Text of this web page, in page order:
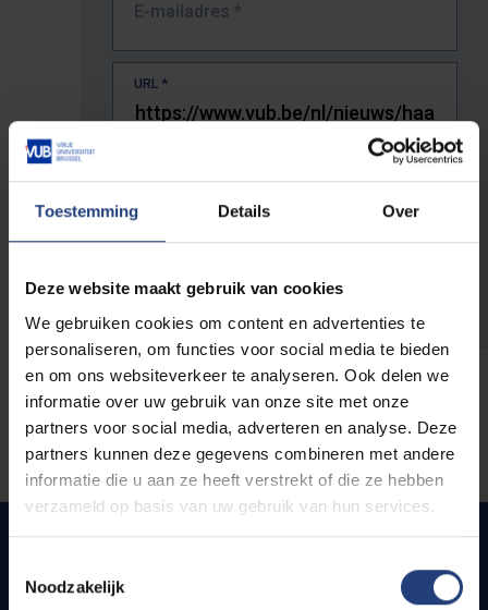
Toestemming Details Over
Deze website maakt gebruik van cookies
We gebruiken cookies om content en advertenties te
personaliseren, om functies voor social media te bieden
en om ons websiteverkeer te analyseren. Ook delen we
informatie over uw gebruik van onze site met onze
partners voor social media, adverteren en analyse. Deze
partners kunnen deze gegevens combineren met andere
informatie die u aan ze heeft verstrekt of die ze hebben
verzameld op basis van uw gebruik van hun services.
Noodzakelijk
E-mailadres *
URL *
De volledige URL van de pagina waar je de fout zag.
Snel naar